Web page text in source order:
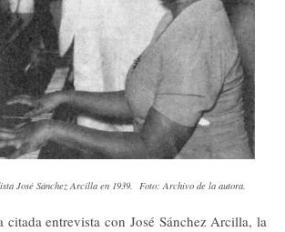
José Sánchez Arcilla en 1939. Foto: Archivo de la autora.
citada entrevista con José Sánchez Arcilla, la